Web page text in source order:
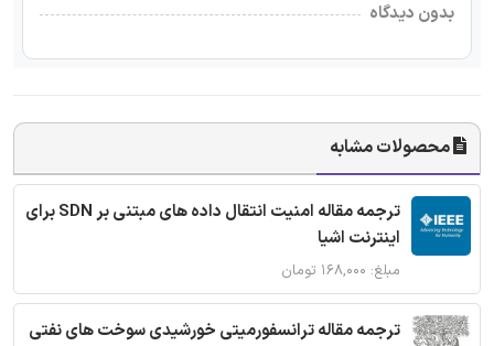
بدون دیدگاه
محصولات مشابه
ترجمه مقاله امنیت انتقال داده های مبتنی بر SDN برای
اینترنت اشیا
مبلغ: ۱۶۸,۰۰۰ تومان
ترجمه مقاله ترانسفورمیتی خورشیدی سوخت های نفتی